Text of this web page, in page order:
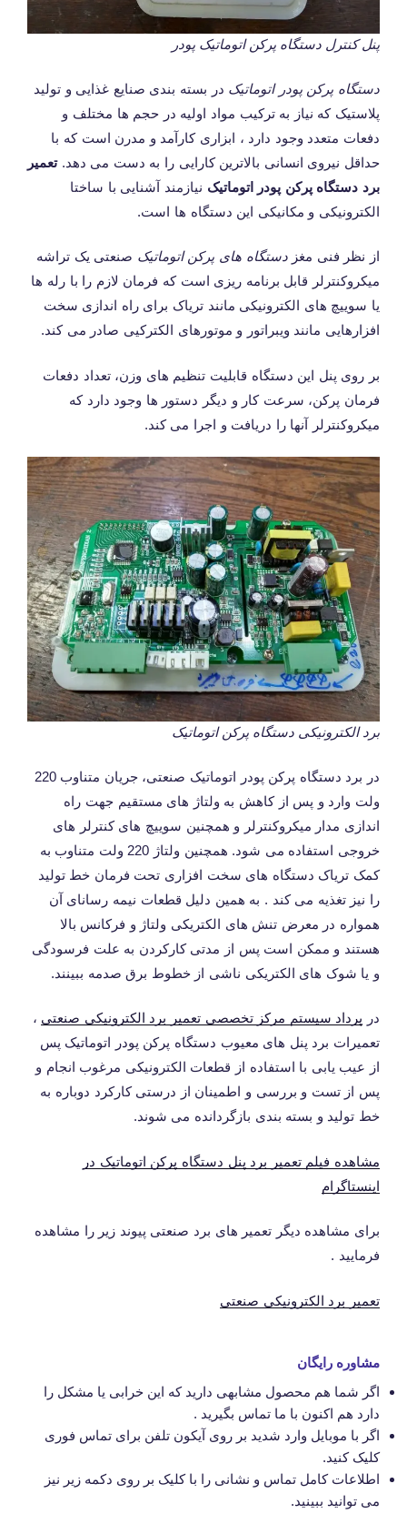
پنل کنترل دستگاه پرکن اتوماتیک پودر
دستگاه پرکن پودر اتوماتیک در بسته بندی صنایع غذایی و تولید
پلاستیک که نیاز به ترکیب مواد اولیه در حجم ها مختلف و
دفعات متعدد وجود دارد ، ابزاری کارآمد و مدرن است که با
حداقل نیروی انسانی بالاترین کارایی را به دست می دهد.تعمیر
برد دستگاه پرکن پودر اتوماتیک نیازمند آشنایی با ساختا
الکترونیکی و مکانیکی این دستگاه ها است.
از نظر فنی مغزدستگاه های پرکن اتوماتیک صنعتی یک تراشه
میکروکنترلر قابل برنامه ریزی است که فرمان لازم را با رله ها
یا سوییچ های الکترونیکی مانند تریاک برای راه اندازی سخت
افزارهایی مانند ویبراتور و موتورهای الکترکیی صادر می کند.
بر روی پنل این دستگاه قابلیت تنظیم های وزن، تعداد دفعات
فرمان پرکن، سرعت کار و دیگر دستور ها وجود دارد که
میکروکنترلر آنها را دریافت و اجرا می کند.
برد الکترونیکی دستگاه پرکن اتوماتیک
در برد دستگاه پرکن پودر اتوماتیک صنعتی، جریان متناوب 220
ولت وارد و پس از کاهش به ولتاژ های مستقیم جهت راه
اندازی مدار میکروکنترلر و همچنین سوییچ های کنترلر های
خروجی استفاده می شود. همچنین ولتاژ 220 ولت متناوب به
کمک تریاک دستگاه های سخت افزاری تحت فرمان خط تولید
را نیز تغذیه می کند . به همین دلیل قطعات نیمه رسانای آن
همواره در معرض تنش های الکتریکی ولتاژ و فرکانس بالا
هستند و ممکن است پس از مدتی کارکردن به علت فرسودگی
و یا شوک های الکتریکی ناشی از خطوط برق صدمه ببینند.
در پرداد سیستم مرکز تخصصی تعمیر برد الکترونیکی صنعتی ،
تعمیرات برد پنل های معیوب دستگاه پرکن پودر اتوماتیک پس
از عیب یابی با استفاده از قطعات الکترونیکی مرغوب انجام و
پس از تست و بررسی و اطمینان از درستی کارکرد دوباره به
خط تولید و بسته بندی بازگردانده می شوند.
مشاهده فیلم تعمیر برد پنل دستگاه پرکن اتوماتیک در
اینستاگرام
برای مشاهده دیگر تعمیر های برد صنعتی پیوند زیر را مشاهده
فرمایید .
تعمیر برد الکترونیکی صنعتی
مشاوره رایگان
اگر شما هم محصول مشابهی دارید که این خرابی یا مشکل را
دارد هم اکنون با ما تماس بگیرید .
اگر با موبایل وارد شدید بر روی آیکون تلفن برای تماس فوری
کلیک کنید.
اطلاعات کامل تماس و نشانی را با کلیک بر روی دکمه زیر نیز
می توانید ببینید.